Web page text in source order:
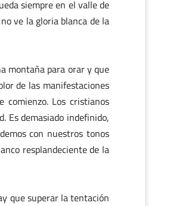
siempre en el valle de
ve la gloria blanca de la
montaña para orar y que
de las manifestaciones
Los cristianos
Es demasiado indefinido,
con nuestros tonos
resplandeciente de la
que superar la tentación